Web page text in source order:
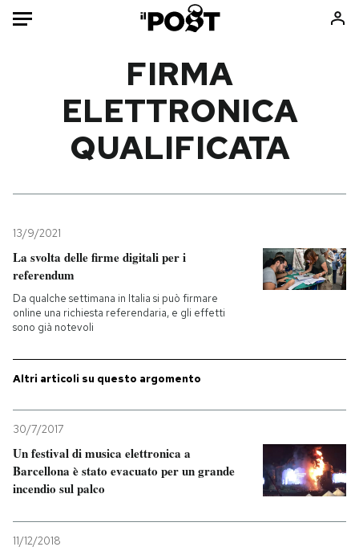
HOME
Mondo
Internet
Scienza
Cultura
Economia
Sport
Moda
Libri
Altrecose
Mondiali calcio 2026
I MIEI PREFERITI
FIRMA
ELETTRONICA
QUALIFICATA
13/9/2021
La svolta delle firme digitali per i
referendum
Da qualche settimana in Italia si può firmare
online una richiesta referendaria, e gli effetti
sono già notevoli
Altri articoli su questo argomento
30/7/2017
Un festival di musica elettronica a
Barcellona è stato evacuato per un grande
incendio sul palco
11/12/2018